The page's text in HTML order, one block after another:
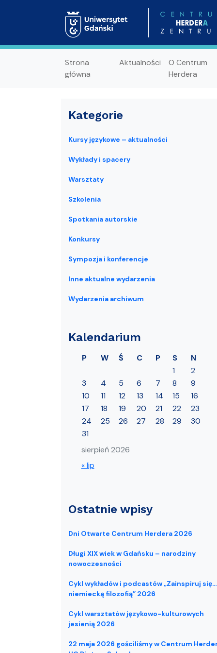
Strona
główna
Aktualności
O Centrum
Herdera
Kategorie
Kursy językowe – aktualności
Wykłady i spacery
Warsztaty
Szkolenia
Spotkania autorskie
Konkursy
Sympozja i konferencje
Inne aktualne wydarzenia
Wydarzenia archiwum
Kalendarium
sierpień 2026
P W Ś C P S
N
1
2
3
4 5 6 7 8
9
10
11 12 13 14 15
16
17
18 19 20 21 22
23
24
25 26 27 28 29
30
31
« lip
Ostatnie wpisy
Dni Otwarte Centrum Herdera 2026
Długi XIX wiek w Gdańsku – narodziny
nowoczesności
Cykl wykładów i podcastów „Zainspiruj się…
niemiecką filozofią” 2026
Cykl warsztatów językowo-kulturowych
jesienią 2026
22 maja 2026 gościliśmy w Centrum